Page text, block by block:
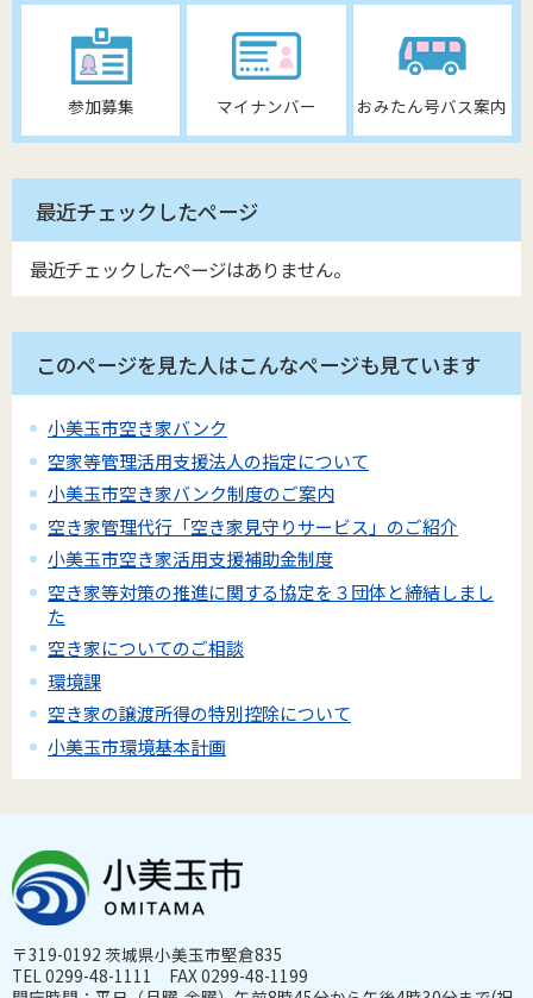
参加募集 マイナンバー おみたん号バス案内
最近チェックしたページ
最近チェックしたページはありません。
このページを見た人はこんなページも見ています
小美玉市空き家バンク
空家等管理活用支援法人の指定について
小美玉市空き家バンク制度のご案内
空き家管理代行「空き家見守りサービス」のご紹介
小美玉市空き家活用支援補助金制度
空き家等対策の推進に関する協定を３団体と締結しまし
た
空き家についてのご相談
環境課
空き家の譲渡所得の特別控除について
小美玉市環境基本計画
〒319-0192 茨城県小美玉市堅倉835
TEL 0299-48-1111 FAX 0299-48-1199